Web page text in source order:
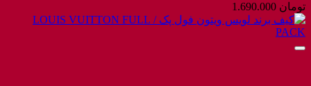
تومان